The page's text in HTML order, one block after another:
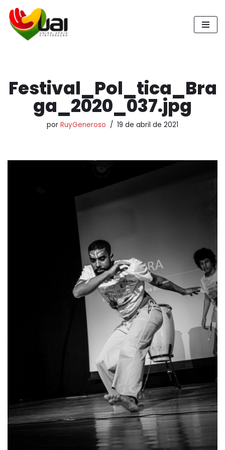
Pular
para
Festival_Pol_tica_Bra
ga_2020_037.jpg
por RuyGeneroso 19 de abril de 2021